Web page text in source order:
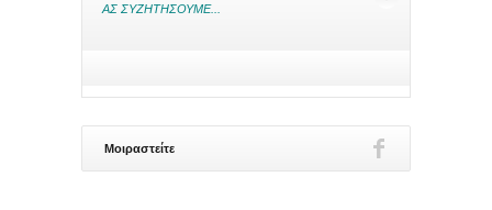
ΑΣ ΣΥΖΗΤΗΣΟΥΜΕ...
Μοιραστείτε